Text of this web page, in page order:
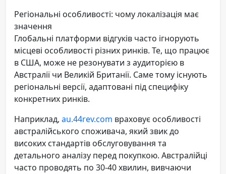
Регіональні особливості: чому локалізація має
значення
Глобальні платформи відгуків часто ігнорують
місцеві особливості різних ринків. Те, що працює
в США, може не резонувати з аудиторією в
Австралії чи Великій Британії. Саме тому існують
регіональні версії, адаптовані під специфіку
конкретних ринків.
Наприклад, au.44rev.com враховує особливості
австралійського споживача, який звик до
високих стандартів обслуговування та
детального аналізу перед покупкою. Австралійці
часто проводять по 30-40 хвилин, вивчаючи